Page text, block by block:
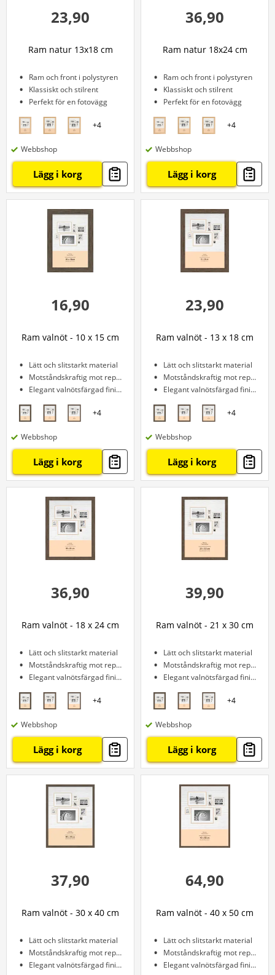
23,90
Ram natur 13x18 cm
Ram och front i polystyren
Klassiskt och stilrent
Perfekt för en fotovägg
+4
Webbshop
Lägg i korg
36,90
Ram natur 18x24 cm
Ram och front i polystyren
Klassiskt och stilrent
Perfekt för en fotovägg
+4
Webbshop
Lägg i korg
16,90
Ram valnöt - 10 x 15 cm
Lätt och slitstarkt material
Motståndskraftig mot repor
Elegant valnötsfärgad finish
+4
Webbshop
Lägg i korg
23,90
Ram valnöt - 13 x 18 cm
Lätt och slitstarkt material
Motståndskraftig mot repor
Elegant valnötsfärgad finish
+4
Webbshop
Lägg i korg
36,90
Ram valnöt - 18 x 24 cm
Lätt och slitstarkt material
Motståndskraftig mot repor
Elegant valnötsfärgad finish
+4
Webbshop
Lägg i korg
39,90
Ram valnöt - 21 x 30 cm
Lätt och slitstarkt material
Motståndskraftig mot repor
Elegant valnötsfärgad finish
+4
Webbshop
Lägg i korg
37,90
Ram valnöt - 30 x 40 cm
Lätt och slitstarkt material
Motståndskraftig mot repor
Elegant valnötsfärgad finish
64,90
Ram valnöt - 40 x 50 cm
Lätt och slitstarkt material
Motståndskraftig mot repor
Elegant valnötsfärgad finish